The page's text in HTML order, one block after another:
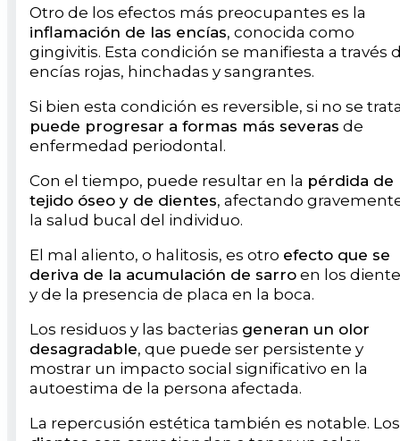
Otro de los efectos más preocupantes es la
inflamación de las encías, conocida como
gingivitis. Esta condición se manifiesta a través
encías rojas, hinchadas y sangrantes.
Si bien esta condición es reversible, si no se
puede progresar a formas más severas de
enfermedad periodontal.
Con el tiempo, puede resultar en la pérdida de
tejido óseo y de dientes, afectando
la salud bucal del individuo.
El mal aliento, o halitosis, es otro efecto que se
deriva de la acumulación de sarro en los
y de la presencia de placa en la boca.
Los residuos y las bacterias generan un olor
desagradable, que puede ser persistente y
mostrar un impacto social significativo en la
autoestima de la persona afectada.
La repercusión estética también es notable. Los